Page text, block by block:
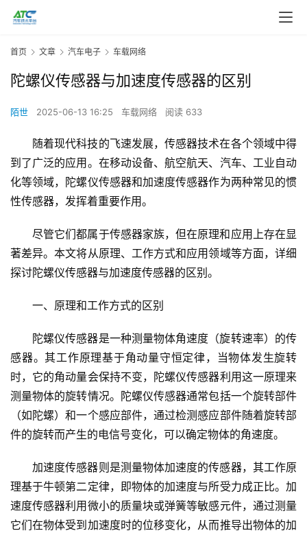
首页 文章 汽车电子 车载网络
陀螺仪传感器与加速度传感器的区别
陌世 2025-06-13 16:25 车载网络 阅读 633
随着现代科技的飞速发展，传感器技术在各个领域中得
到了广泛的应用。在移动设备、航空航天、汽车、工业自动
化等领域， 陀螺仪传感器和加速度传感器作为两种常见的惯
性传感器，发挥着重要作用。
尽管它们都属于传感器家族，但在原理和应用上存在显
著差异。本文将从原理、工作方式和应用领域等方面，详细
探讨陀螺仪传感器与加速度传感器的区别。
一、原理和工作方式的区别
陀螺仪传感器是一种测量物体角速度（旋转速率）的传
感器。其工作原理基于角动量守恒定律，当物体发生旋转
时，它的角动量会保持不变，陀螺仪传感器利用这一原理来
测量物体的旋转情况。陀螺仪传感器通常包括一个旋转部件
（如陀螺）和一个感应部件，通过检测感应部件随着旋转部
件的旋转而产生的电信号变化，可以确定物体的角速度。
加速度传感器则是测量物体加速度的传感器，其工作原
理基于牛顿第二定律，即物体的加速度与所受力成正比。加
速度传感器利用微小的质量块或弹簧等敏感元件，通过测量
它们在物体受到加速度时的位移变化，从而推导出物体的加